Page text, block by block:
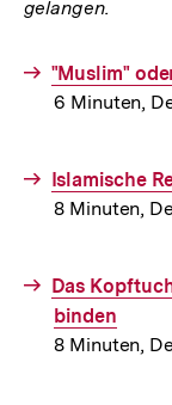
gelangen.
Interner
Link:
"Muslim"
6 Minuten,
Interner
Link:
Islamische
8 Minuten,
Interner
Link:
Das
binden
8 Minuten,